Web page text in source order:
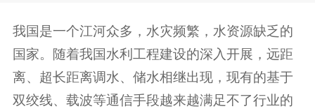
我国是一个江河众多，水灾频繁，水资源缺乏的
国家。随着我国水利工程建设的深入开展，远距
离、超长距离调水、储水相继出现，现有的基于
双绞线、载波等通信手段越来越满足不了行业的